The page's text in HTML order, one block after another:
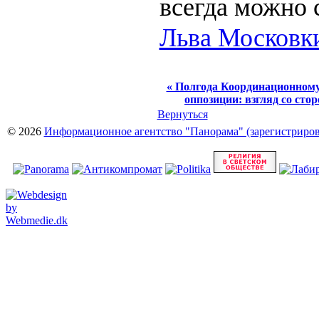
всегда можно
Льва
« Полгода
оппозиции: взгляд со
Вернуться
© 2026 Информационное агентство "Панорама"